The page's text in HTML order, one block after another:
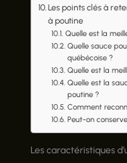
Les points clés à
à poutine
Quelle est la
Quelle sauce
québécoise ?
Quelle est la
Quelle est la
poutine ?
Comment
Peut-on
Les caractéristiques